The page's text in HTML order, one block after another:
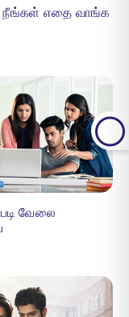
நீங்கள் எதை வாங்க
வேலை